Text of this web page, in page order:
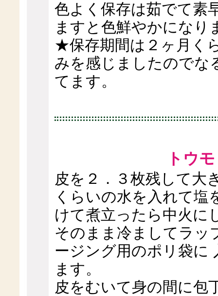
色よく保存は茹でて素
ますと色鮮やかになり
★保存期間は２ヶ月く
みを感じましたのでな
てます。
トウ
皮を２．３枚残して大
くらいの水を入れて塩
けて煮立ったら中火に
そのまま冷ましてラッ
ージング用のポリ袋に
ます。
皮をむいて身の間に包